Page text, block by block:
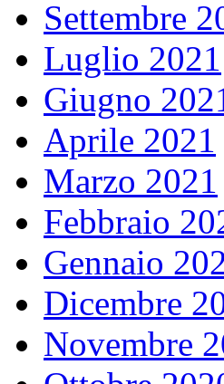
Settembre
Luglio 2021
Giugno
Aprile 2021
Marzo 2021
Febbraio
Gennaio
Dicembre
Novembre